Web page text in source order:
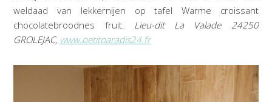
weldaad van lekkernijen op tafel Warme croissant
chocolatebroodnes fruit. Lieu-dit La Valade 24250
GROLEJAC, www.petitparadis24.fr